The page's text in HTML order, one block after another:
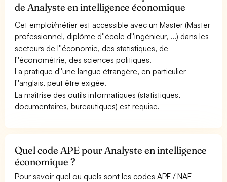
de Analyste en intelligence économique
Cet emploi/métier est accessible avec un Master (Master
professionnel, diplôme d''école d''ingénieur, ...) dans les
secteurs de l''économie, des statistiques, de
l''économétrie, des sciences politiques.
La pratique d''une langue étrangère, en particulier
l''anglais, peut être exigée.
La maîtrise des outils informatiques (statistiques,
documentaires, bureautiques) est requise.
Quel code APE pour Analyste en intelligence
économique ?
Pour savoir quel ou quels sont les codes APE / NAF